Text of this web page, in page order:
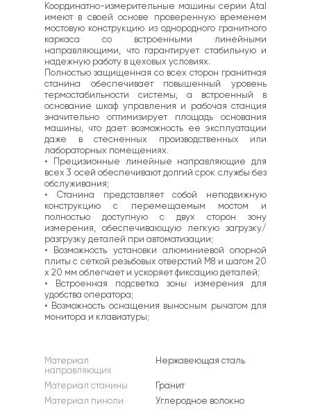
Координатно-измерительные машины серии Atal
имеют в своей основе проверенную временем
мостовую конструкцию из однородного гранитного
каркаса со встроенными линейными
направляющими, что гарантирует стабильную и
надежную работу в цеховых условиях.
Полностью защищенная со всех сторон гранитная
станина обеспечивает повышенный уровень
термостабильности системы, а встроенный в
основание шкаф управления и рабочая станция
значительно оптимизирует площадь основания
машины, что дает возможность ее эксплуатации
даже в стесненных производственных или
лабораторных помещениях.
• Прецизионные линейные направляющие для
всех 3 осей обеспечивают долгий срок службы без
обслуживания;
• Станина представляет собой неподвижную
конструкцию с перемещаемым мостом и
полностью доступную с двух сторон зону
измерения, обеспечивающую легкую загрузку/
разгрузку деталей при автоматизации;
• Возможность установки алюминиевой опорной
плиты с сеткой резьбовых отверстий М8 и шагом 20
х 20 мм облегчает и ускоряет фиксацию деталей;
• Встроенная подсветка зоны измерения для
удобства оператора;
• Возможность оснащения выносным рычагом для
монитора и клавиатуры;
Материал
направляющих
Нержавеющая сталь
Материал станины
Гранит
Материал пиноли
Углеродное волокно